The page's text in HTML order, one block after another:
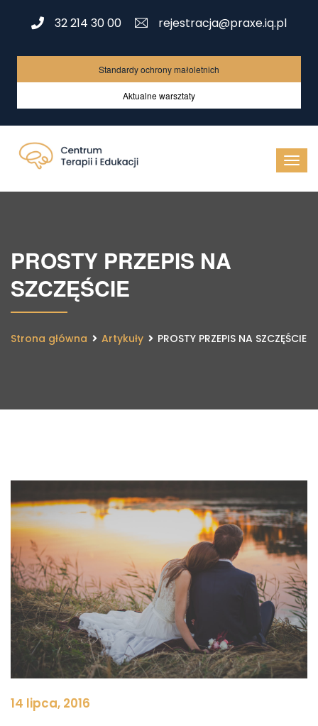
32 214 30 00 rejestracja@praxe.iq.pl
Standardy ochrony małoletnich
Aktualne warsztaty
PROSTY PRZEPIS NA
SZCZĘŚCIE
Strona główna Artykuły PROSTY PRZEPIS NA SZCZĘŚCIE
14 lipca, 2016